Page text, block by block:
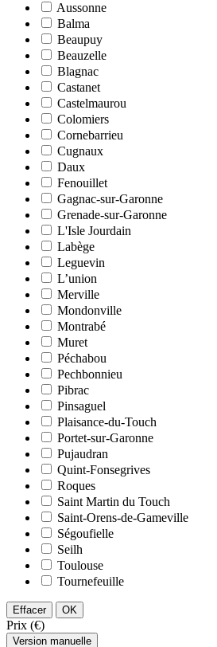
Aussonne
Balma
Beaupuy
Beauzelle
Blagnac
Castanet
Castelmaurou
Colomiers
Cornebarrieu
Cugnaux
Daux
Fenouillet
Gagnac-sur-Garonne
Grenade-sur-Garonne
L'Isle Jourdain
Labège
Leguevin
L’union
Merville
Mondonville
Montrabé
Muret
Péchabou
Pechbonnieu
Pibrac
Pinsaguel
Plaisance-du-Touch
Portet-sur-Garonne
Pujaudran
Quint-Fonsegrives
Roques
Saint Martin du Touch
Saint-Orens-de-Gameville
Ségoufielle
Seilh
Toulouse
Tournefeuille
Effacer OK
Prix (€)
Version manuelle